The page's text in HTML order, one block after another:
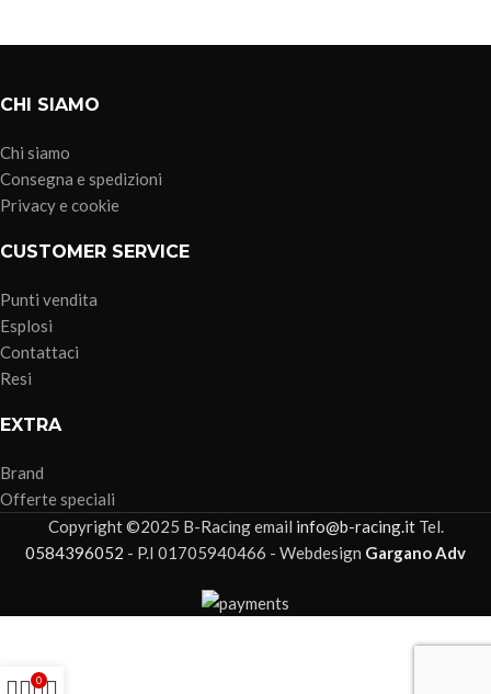
CHI SIAMO
Chi siamo
Consegna e spedizioni
Privacy e cookie
CUSTOMER SERVICE
Punti vendita
Esplosi
Contattaci
Resi
EXTRA
Brand
Offerte speciali
Copyright ©2025 B-Racing email info@b-racing.itTel.
0584396052 - P.I 01705940466 - Webdesign Gargano Adv
0